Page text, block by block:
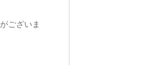
ございま